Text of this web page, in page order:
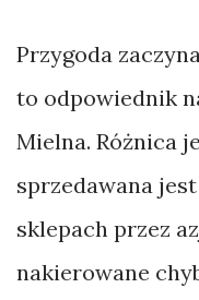
Przygoda
to odpowiednik
Mielna. Różnica
sprzedawana
sklepach przez
nakierowane